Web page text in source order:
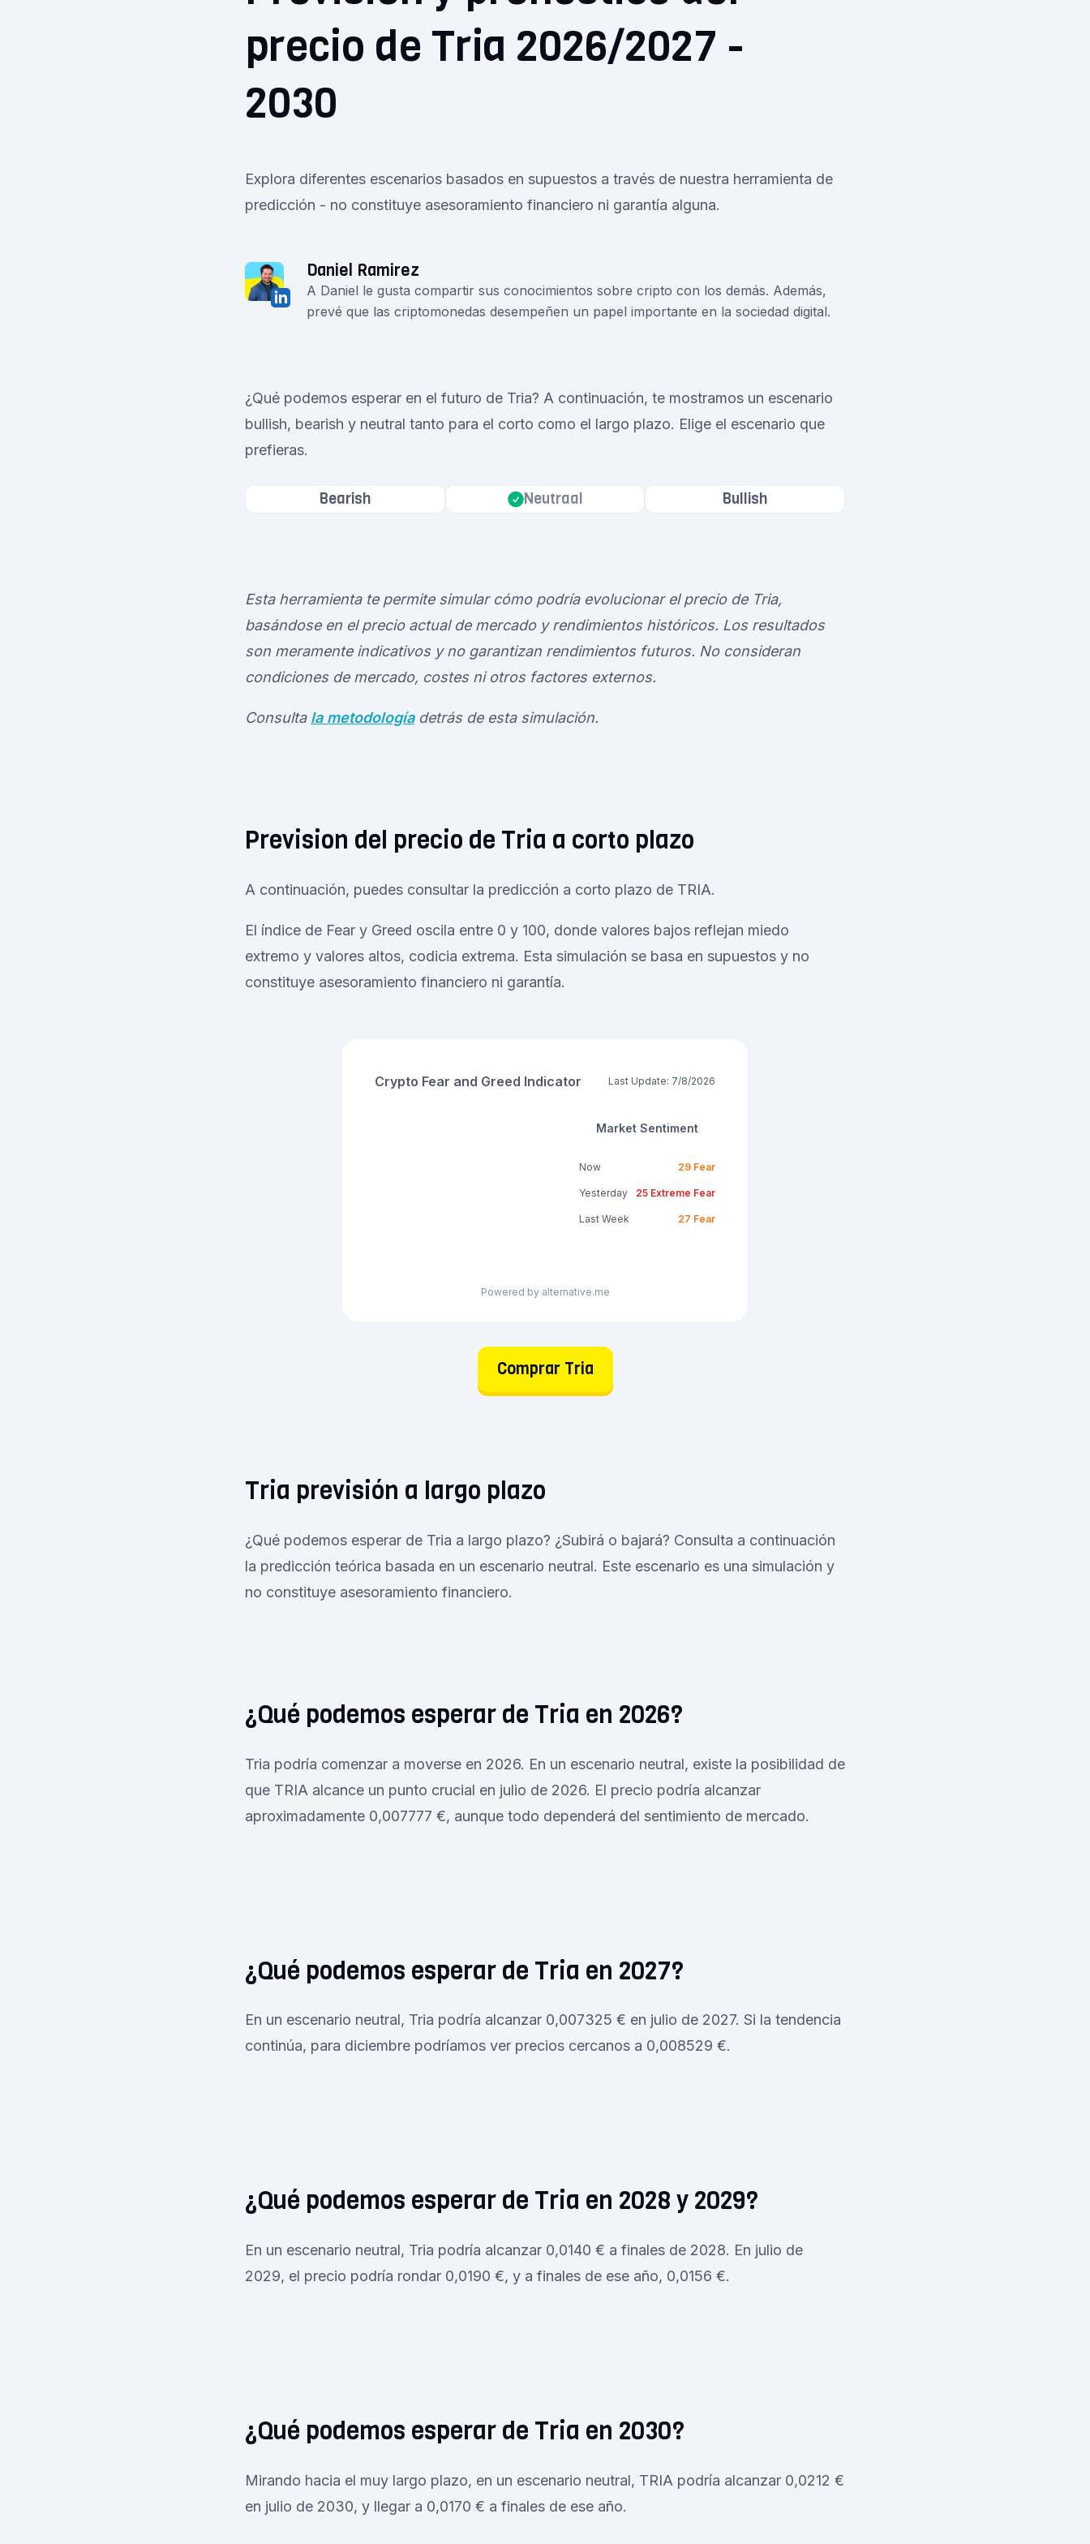
precio de Tria 2026/2027 -
2030
Explora diferentes escenarios basados en supuestos a través de nuestra herramienta de
predicción - no constituye asesoramiento financiero ni garantía alguna.
Daniel Ramirez
A Daniel le gusta compartir sus conocimientos sobre cripto con los demás. Además,
prevé que las criptomonedas desempeñen un papel importante en la sociedad digital.
¿Qué podemos esperar en el futuro de Tria? A continuación, te mostramos un escenario
bullish, bearish y neutral tanto para el corto como el largo plazo. Elige el escenario que
prefieras.
Bearish Neutraal Bullish
Esta herramienta te permite simular cómo podría evolucionar el precio de Tria,
basándose en el precio actual de mercado y rendimientos históricos. Los resultados
son meramente indicativos y no garantizan rendimientos futuros. No consideran
condiciones de mercado, costes ni otros factores externos.
Consulta la metodologíadetrás de esta simulación.
Prevision del precio de Tria a corto plazo
A continuación, puedes consultar la predicción a corto plazo de TRIA.
El índice de Fear y Greed oscila entre 0 y 100, donde valores bajos reflejan miedo
extremo y valores altos, codicia extrema. Esta simulación se basa en supuestos y no
constituye asesoramiento financiero ni garantía.
Crypto Fear and Greed Indicator Last Update: 7/8/2026
Market Sentiment
Now 29 Fear
Yesterday 25 Extreme Fear
Last Week 27 Fear
Powered by alternative.me
Comprar Tria
Tria previsión a largo plazo
¿Qué podemos esperar de Tria a largo plazo? ¿Subirá o bajará? Consulta a continuación
la predicción teórica basada en un escenario neutral. Este escenario es una simulación y
no constituye asesoramiento financiero.
¿Qué podemos esperar de Tria en 2026?
Tria podría comenzar a moverse en 2026. En un escenario neutral, existe la posibilidad de
que TRIA alcance un punto crucial en julio de 2026. El precio podría alcanzar
aproximadamente 0,007777 €, aunque todo dependerá del sentimiento de mercado.
¿Qué podemos esperar de Tria en 2027?
En un escenario neutral, Tria podría alcanzar 0,007325 € en julio de 2027. Si la tendencia
continúa, para diciembre podríamos ver precios cercanos a 0,008529 €.
¿Qué podemos esperar de Tria en 2028 y 2029?
En un escenario neutral, Tria podría alcanzar 0,0140 € a finales de 2028. En julio de
2029, el precio podría rondar 0,0190 €, y a finales de ese año, 0,0156 €.
¿Qué podemos esperar de Tria en 2030?
Mirando hacia el muy largo plazo, en un escenario neutral, TRIA podría alcanzar 0,0212 €
en julio de 2030, y llegar a 0,0170 € a finales de ese año.